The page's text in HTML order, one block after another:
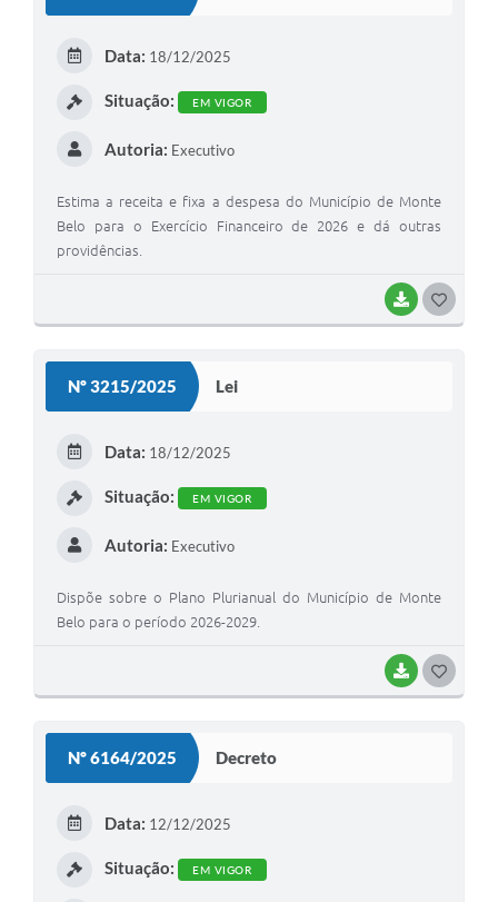
BAIXAR
Data: 18/12/2025
Situação: EM VIGOR
Autoria: Executivo
Estima a receita e fixa a despesa do Município de Monte
Belo para o Exercício Financeiro de 2026 e dá outras
providências.
Nº 3215/2025 Lei
BAIXAR
Data: 18/12/2025
Situação: EM VIGOR
Autoria: Executivo
Dispõe sobre o Plano Plurianual do Município de Monte
Belo para o período 2026-2029.
Nº 6164/2025 Decreto
Data: 12/12/2025
Situação: EM VIGOR